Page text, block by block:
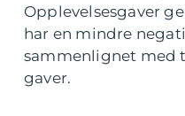
Opplevelsesgaver
har en mindre
sammenlignet med
gaver.